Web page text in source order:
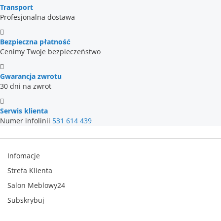
Transport
Profesjonalna dostawa
Bezpieczna płatność
Cenimy Twoje bezpieczeństwo
Gwarancja zwrotu
30 dni na zwrot
Serwis klienta
Numer infolinii 531 614 439
Infomacje
Strefa Klienta
Salon Meblowy24
Subskrybuj